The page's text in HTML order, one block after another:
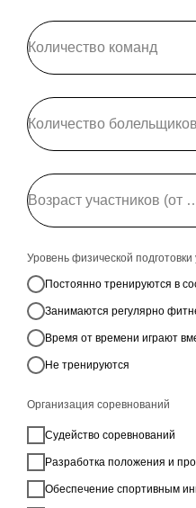
Уровень физической подготовки
Постоянно тренируются в
Занимаются регулярно
Время от времени играют
Не тренируются
Организация соревнований
Судейство соревнований
Разработка положения и
Обеспечение спортивным